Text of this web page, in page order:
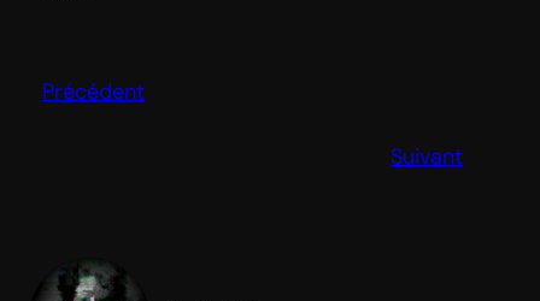
Précédent
Suivant